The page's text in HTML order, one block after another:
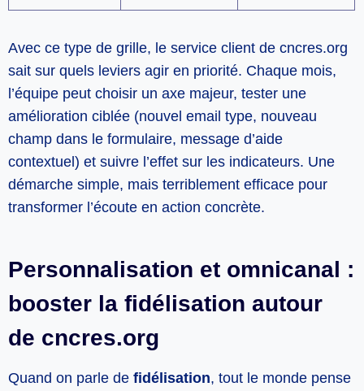
Avec ce type de grille, le service client de cncres.org
sait sur quels leviers agir en priorité. Chaque mois,
l’équipe peut choisir un axe majeur, tester une
amélioration ciblée (nouvel email type, nouveau
champ dans le formulaire, message d’aide
contextuel) et suivre l’effet sur les indicateurs. Une
démarche simple, mais terriblement efficace pour
transformer l’écoute en action concrète.
Personnalisation et omnicanal :
booster la fidélisation autour
de cncres.org
Quand on parle defidélisation, tout le monde pense